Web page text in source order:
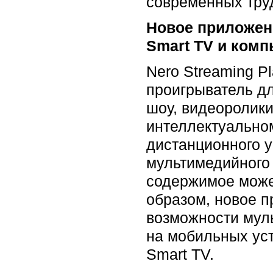
Новое
Smart TV и
Nero Streaming
проигрыватель
шоу,
дистанционного
содержимое
образом, новое
возможности
на мобильных
Smart TV.